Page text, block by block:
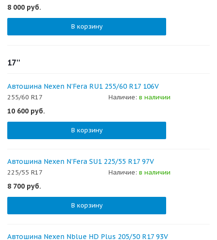
8 000 руб.
В корзину
17''
Автошина Nexen N'Fera RU1 255/60 R17 106V
255/60 R17 Наличие: в наличии
10 600 руб.
В корзину
Автошина Nexen N'Fera SU1 225/55 R17 97V
225/55 R17 Наличие: в наличии
8 700 руб.
В корзину
Автошина Nexen Nblue HD Plus 205/50 R17 93V